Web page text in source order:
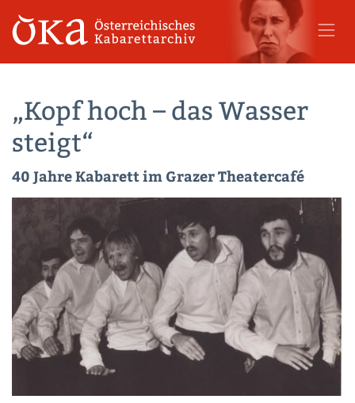
„Kopf hoch – das Wasser
steigt“
40 Jahre Kabarett im Grazer Theatercafé